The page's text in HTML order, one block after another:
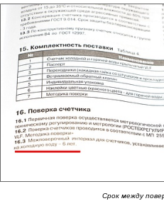
Срок между